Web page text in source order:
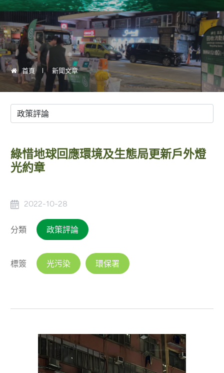
首頁 新聞文章
綠惜地球回應環境及生態局更新戶外燈
光約章
2022-10-28
分類 政策評論
標簽 光污染 環保署